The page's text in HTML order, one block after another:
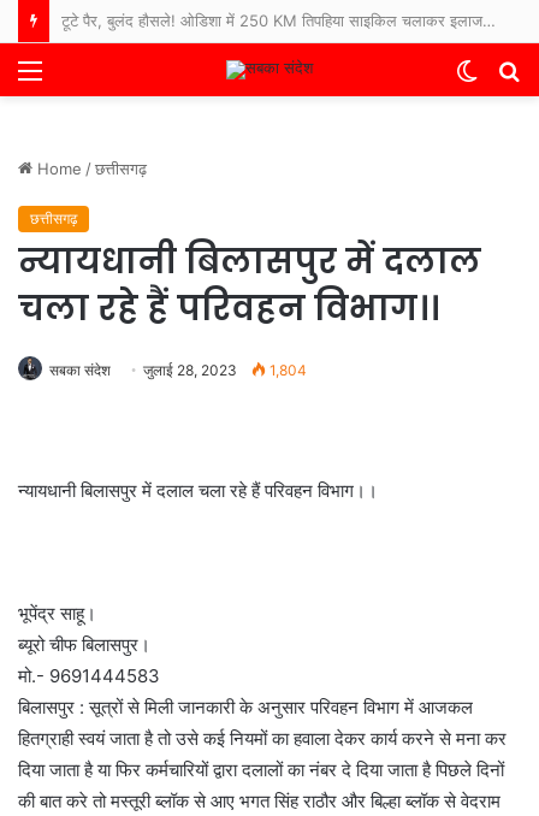
टूटे पैर, बुलंद हौसले! ओडिशा में 250 KM तिपहिया साइकिल चलाकर इलाज कराने अस्पताल पहुंचे 65 साल के बुजुर्ग
Menu
Switch
Home /छत्तीसगढ़
छत्तीसगढ़
न्यायधानी बिलासपुर में दलाल
चला रहे हैं परिवहन विभाग।।
सबका संदेश जुलाई 28, 2023 1,804
न्यायधानी बिलासपुर में दलाल चला रहे हैं परिवहन विभाग।।
भूपेंद्र साहू।
ब्यूरो चीफ बिलासपुर।
मो.- 9691444583
बिलासपुर : सूत्रों से मिली जानकारी के अनुसार परिवहन विभाग में आजकल
हितग्राही स्वयं जाता है तो उसे कई नियमों का हवाला देकर कार्य करने से मना कर
दिया जाता है या फिर कर्मचारियों द्वारा दलालों का नंबर दे दिया जाता है पिछले दिनों
की बात करे तो मस्तूरी ब्लॉक से आए भगत सिंह राठौर और बिल्हा ब्लॉक से वेदराम